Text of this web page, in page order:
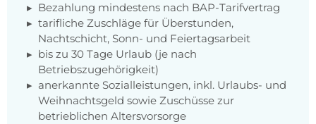
Bezahlung mindestens nach BAP-Tarifvertrag
tarifliche Zuschläge für Überstunden,
Nachtschicht, Sonn- und Feiertagsarbeit
bis zu 30 Tage Urlaub (je nach
Betriebszugehörigkeit)
anerkannte Sozialleistungen, inkl. Urlaubs- und
Weihnachtsgeld sowie Zuschüsse zur
betrieblichen Altersvorsorge